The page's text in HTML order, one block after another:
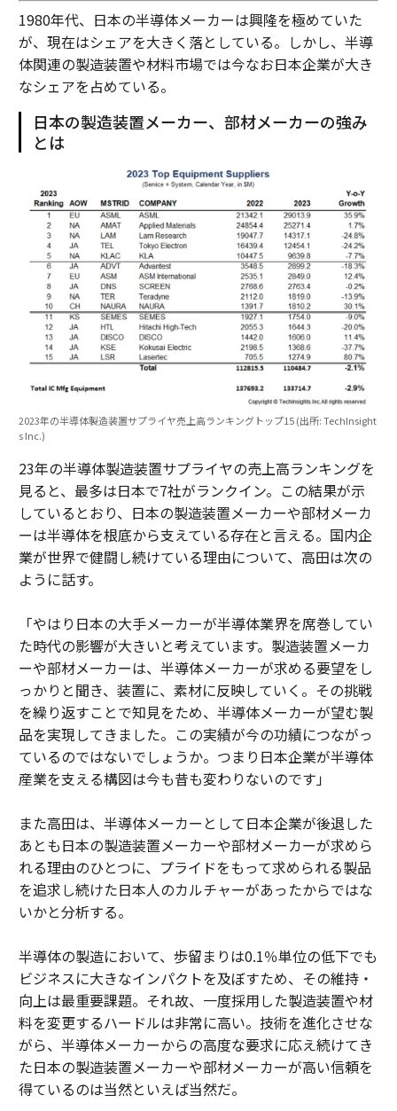
1980年代、日本の半導体メーカーは興隆を極めていた
が、現在はシェアを大きく落としている。しかし、半導
体関連の製造装置や材料市場では今なお日本企業が大き
なシェアを占めている。
日本の製造装置メーカー、部材メーカーの強み
とは
2023年の半導体製造装置サプライヤ売上高ランキングトップ15 (出所: TechInsight
s Inc.)
23年の半導体製造装置サプライヤの売上高ランキングを
見ると、最多は日本で7社がランクイン。この結果が示
しているとおり、日本の製造装置メーカーや部材メーカ
ーは半導体を根底から支えている存在と言える。国内企
業が世界で健闘し続けている理由について、高田は次の
ように話す。
「やはり日本の大手メーカーが半導体業界を席巻してい
た時代の影響が大きいと考えています。製造装置メーカ
ーや部材メーカーは、半導体メーカーが求める要望をし
っかりと聞き、装置に、素材に反映していく。その挑戦
を繰り返すことで知見をため、半導体メーカーが望む製
品を実現してきました。この実績が今の功績につながっ
ているのではないでしょうか。つまり日本企業が半導体
産業を支える構図は今も昔も変わりないのです」
また高田は、半導体メーカーとして日本企業が後退した
あとも日本の製造装置メーカーや部材メーカーが求めら
れる理由のひとつに、プライドをもって求められる製品
を追求し続けた日本人のカルチャーがあったからではな
いかと分析する。
半導体の製造において、歩留まりは0.1％単位の低下でも
ビジネスに大きなインパクトを及ぼすため、その維持・
向上は最重要課題。それ故、一度採用した製造装置や材
料を変更するハードルは非常に高い。技術を進化させな
がら、半導体メーカーからの高度な要求に応え続けてき
た日本の製造装置メーカーや部材メーカーが高い信頼を
得ているのは当然といえば当然だ。